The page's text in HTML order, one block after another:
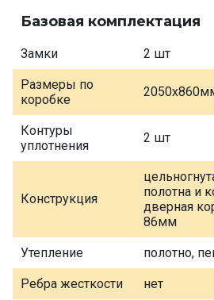
Базовая комплектация
Замки 2 шт
Размеры по
коробке
Контуры
уплотнения
2 шт
Конструкция
полотна и
дверная
86мм
Утепление полотно,
Ребра жесткости нет